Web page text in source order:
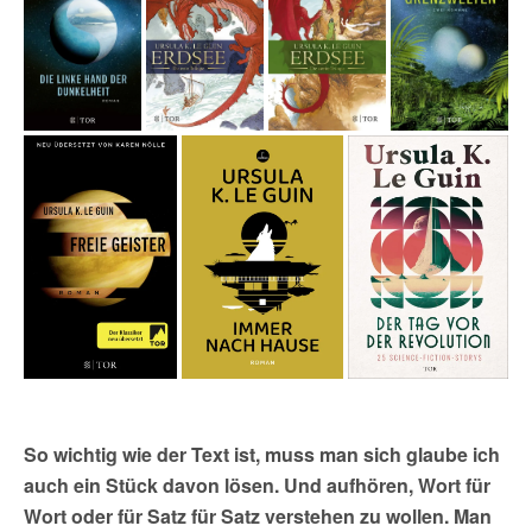
So wichtig wie der Text ist, muss man sich glaube ich
auch ein Stück davon lösen. Und aufhören, Wort für
Wort oder für Satz für Satz verstehen zu wollen. Man